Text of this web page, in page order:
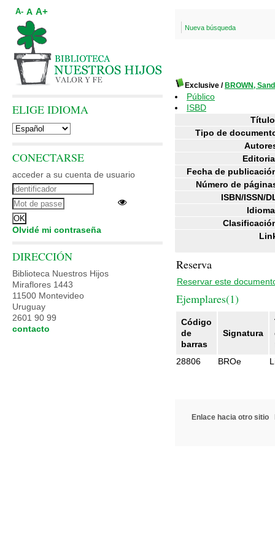
Nueva búsqueda
Exclusive / BROWN,
Público
ISBD
Tipo de
Fecha de
Número de
ISBN/ISSN/
Reserva
Reservar este
Ejemplares(1)
Código
de
barras
Signatura
28806
BROe
Enlace hacia otro sitio
A- A A+
ELIGE IDIOMA
CONECTARSE
acceder a su cuenta de usuario
Olvidé mi contraseña
DIRECCIÓN
Biblioteca Nuestros Hijos
Miraflores 1443
11500 Montevideo
Uruguay
2601 90 99
contacto